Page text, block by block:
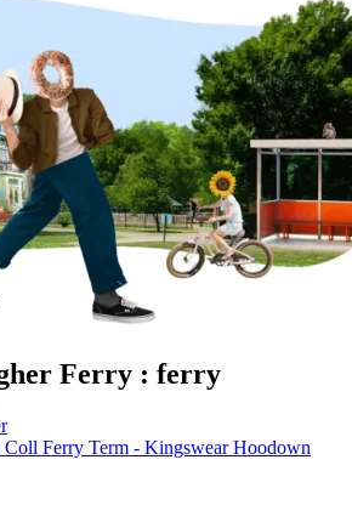
Ferry : ferry
Ferry Term - Kingswear Hoodown